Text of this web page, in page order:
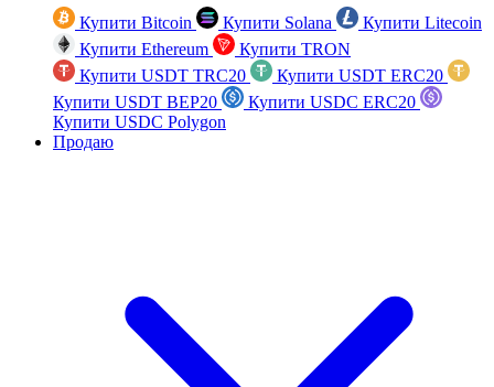
Купити Bitcoin Купити Solana
Купити Litecoin
Купити Ethereum
Купити TRON
Купити USDT TRC20
Купити USDT ERC20
Купити USDT BEP20
Купити USDC ERC20
Купити USDC Polygon
Продаю